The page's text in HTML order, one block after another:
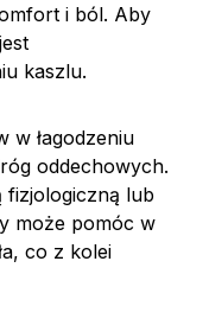
i ból. Aby
kaszlu.
w łagodzeniu
oddechowych.
fizjologiczną lub
może pomóc w
co z kolei